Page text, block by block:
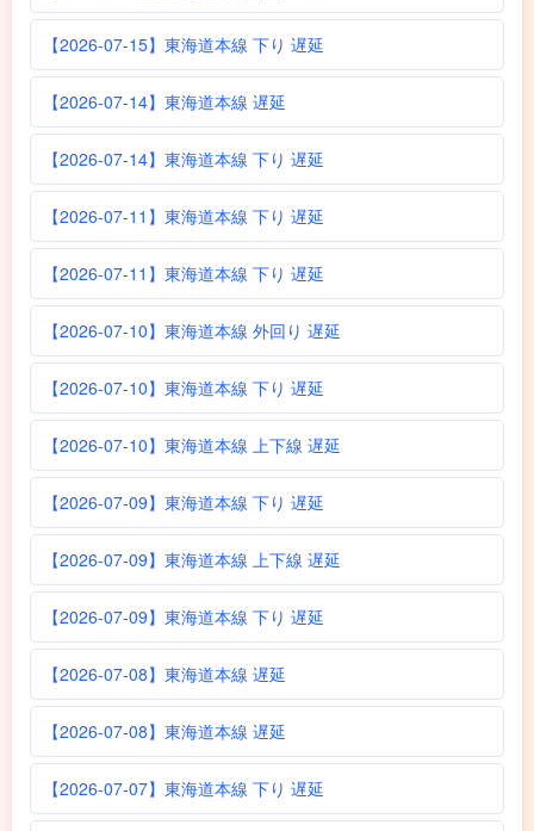
【2026-07-15】東海道本線 下り 遅延
【2026-07-14】東海道本線 遅延
【2026-07-14】東海道本線 下り 遅延
【2026-07-11】東海道本線 下り 遅延
【2026-07-11】東海道本線 下り 遅延
【2026-07-10】東海道本線 外回り 遅延
【2026-07-10】東海道本線 下り 遅延
【2026-07-10】東海道本線 上下線 遅延
【2026-07-09】東海道本線 下り 遅延
【2026-07-09】東海道本線 上下線 遅延
【2026-07-09】東海道本線 下り 遅延
【2026-07-08】東海道本線 遅延
【2026-07-08】東海道本線 遅延
【2026-07-07】東海道本線 下り 遅延